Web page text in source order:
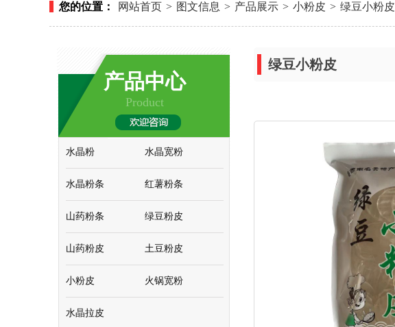
您的位置： 网站首页 > 图文信息 > 产品展示 > 小粉皮 > 绿豆小粉皮
产品中心
Product
水晶粉 水晶宽粉
水晶粉条 红薯粉条
山药粉条 绿豆粉皮
山药粉皮 土豆粉皮
小粉皮 火锅宽粉
水晶拉皮
绿豆小粉皮